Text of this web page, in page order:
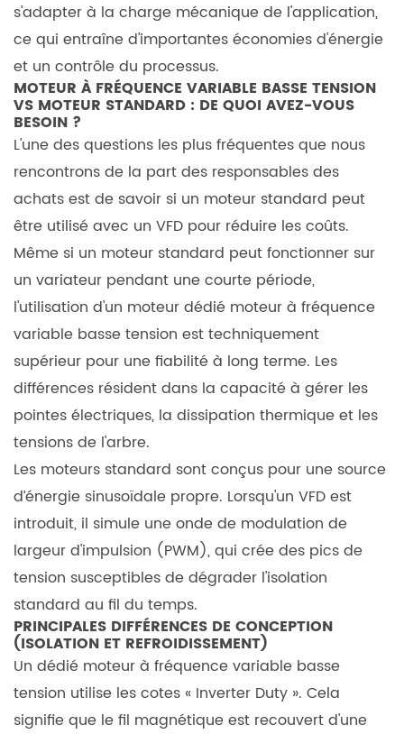
un
moteur
standard
3
Étape
1 :
Définir
les
exigences
de
votre
candidature
3.1
Types
de
charge :
couple
constant
ou
couple
variable
3.2
Considérations
spécifiques
pour
critères
de
sélection
du
s'adapter à la charge mécanique de l'application,
ce qui entraîne d'importantes économies d'énergie
et un contrôle du processus.
MOTEUR À FRÉQUENCE VARIABLE BASSE TENSION
VS MOTEUR STANDARD : DE QUOI AVEZ-VOUS
BESOIN ?
L'une des questions les plus fréquentes que nous
rencontrons de la part des responsables des
achats est de savoir si un moteur standard peut
être utilisé avec un VFD pour réduire les coûts.
Même si un moteur standard peut fonctionner sur
un variateur pendant une courte période,
l'utilisation d'un moteur dédié moteur à fréquence
variable basse tension est techniquement
supérieur pour une fiabilité à long terme. Les
différences résident dans la capacité à gérer les
pointes électriques, la dissipation thermique et les
tensions de l'arbre.
Les moteurs standard sont conçus pour une source
d’énergie sinusoïdale propre. Lorsqu'un VFD est
introduit, il simule une onde de modulation de
largeur d'impulsion (PWM), qui crée des pics de
tension susceptibles de dégrader l'isolation
standard au fil du temps.
PRINCIPALES DIFFÉRENCES DE CONCEPTION
(ISOLATION ET REFROIDISSEMENT)
Un dédié moteur à fréquence variable basse
tension utilise les cotes « Inverter Duty ». Cela
signifie que le fil magnétique est recouvert d'une